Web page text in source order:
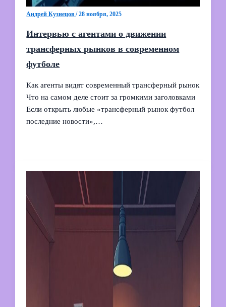
Андрей Кузнецов/28 ноября, 2025
Интервью с агентами о движении
трансферных рынков в современном
футболе
Как агенты видят современный трансферный рынок
Что на самом деле стоит за громкими заголовками
Если открыть любые «трансферный рынок футбол
последние новости»,…